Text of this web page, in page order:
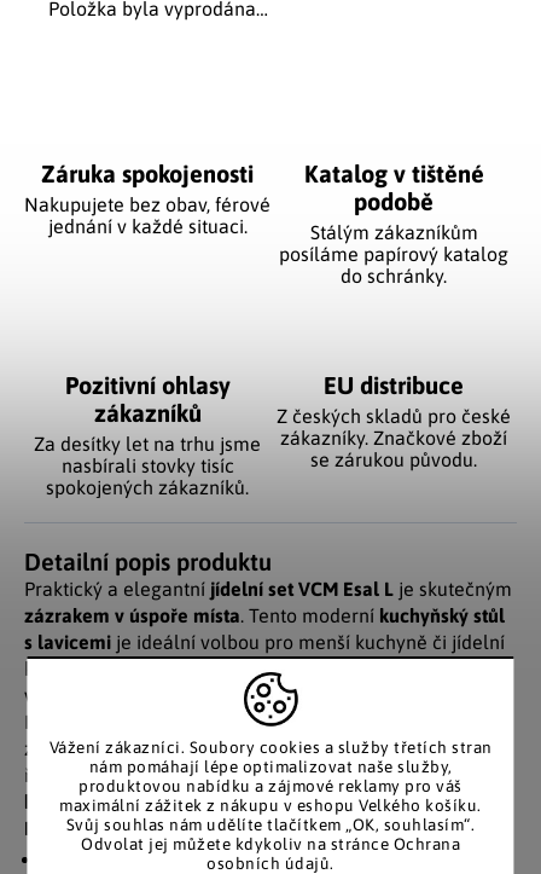
Vážení zákazníci. Soubory cookies a služby třetích stran
nám pomáhají lépe optimalizovat naše služby,
produktovou nabídku a zájmové reklamy pro váš
maximální zážitek z nákupu v eshopu Velkého košíku.
Svůj souhlas nám udělíte tlačítkem „OK, souhlasím“.
Odvolat jej můžete kdykoliv na stránce Ochrana
osobních údajů.
Položka byla vyprodána…
Záruka spokojenosti
Nakupujete bez obav, férové
jednání v každé situaci.
Katalog v tištěné
podobě
Stálým zákazníkům
posíláme papírový katalog
do schránky.
Pozitivní ohlasy
zákazníků
Za desítky let na trhu jsme
nasbírali stovky tisíc
spokojených zákazníků.
EU distribuce
Z českých skladů pro české
zákazníky. Značkové zboží
se zárukou původu.
Detailní popis produktu
Praktický a elegantní jídelní set VCM Esal L je skutečným
zázrakem v úspoře místa. Tento moderní kuchyňský stůl
s lavicemi je ideální volbou pro menší kuchyně či jídelní
kouty. Lavice lze snadno zasunout pod stůl, čímž vznikne
více volného prostoru, když zrovna nesedíte u jídla.
Nábytek působí přirozeně a elegantně, a díky kvalitnímu
zpracování nabízí stabilitu i dlouhou životnost. Ideální
řešení pro ty, kteří hledajífunkční a stylový nábytek do
kuchyně.
Přednosti:
Rozměry stolu: cca 75 × 80 × 50 cm (v × š × h)